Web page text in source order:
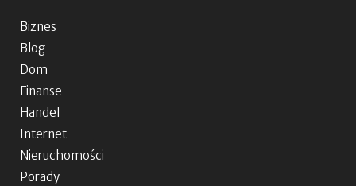
Biznes
Blog
Dom
Finanse
Handel
Internet
Nieruchomości
Porady